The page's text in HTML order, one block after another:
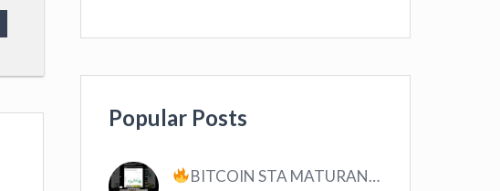
Popular Posts
BITCOIN STA MATURANDO? #bitcoin #crypto #trading